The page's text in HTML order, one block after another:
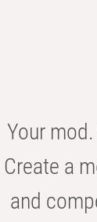
Your
Create a
and